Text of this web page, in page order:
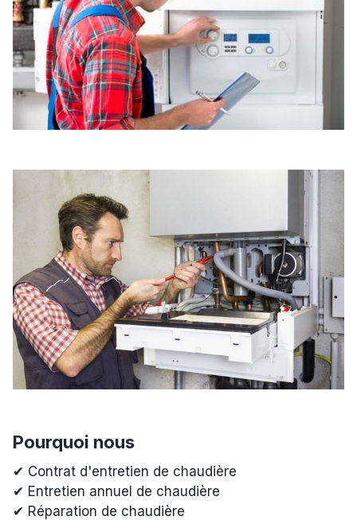
Pourquoi nous
✔ Contrat d'entretien de chaudière
✔ Entretien annuel de chaudière
✔ Réparation de chaudière